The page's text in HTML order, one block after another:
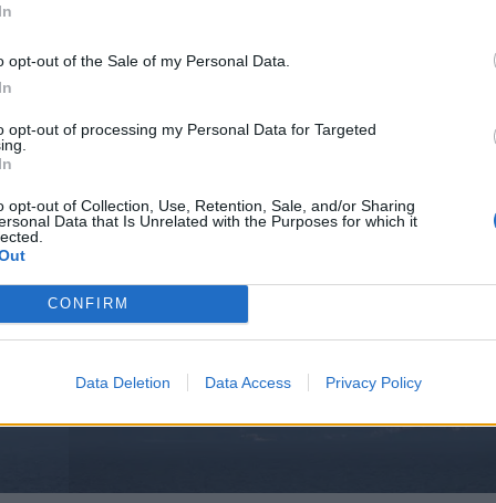
opt-out of the Sale of my Personal Data.
opt-out of processing my Personal Data for Targeted
opt-out of Collection, Use, Retention, Sale, and/or Sharing
Data that Is Unrelated with the Purposes for which it
CONFIRM
Data Deletion Data Access Privacy Policy
Αποδέχομαι τουςόρους χρήσης